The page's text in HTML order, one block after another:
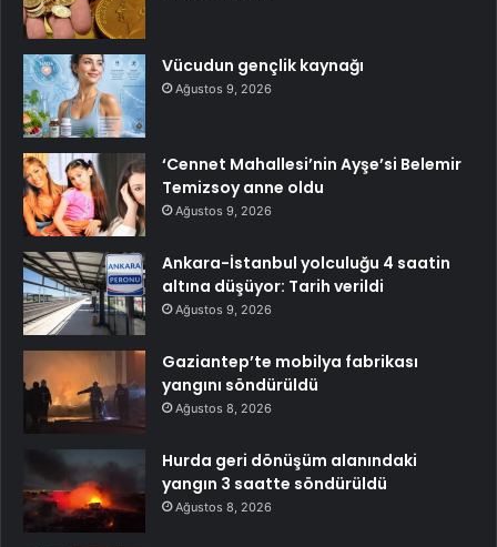
Vücudun gençlik kaynağı
Ağustos 9, 2026
‘Cennet Mahallesi’nin Ayşe’si Belemir
Temizsoy anne oldu
Ağustos 9, 2026
Ankara-İstanbul yolculuğu 4 saatin
altına düşüyor: Tarih verildi
Ağustos 9, 2026
Gaziantep’te mobilya fabrikası
yangını söndürüldü
Ağustos 8, 2026
Hurda geri dönüşüm alanındaki
yangın 3 saatte söndürüldü
Ağustos 8, 2026